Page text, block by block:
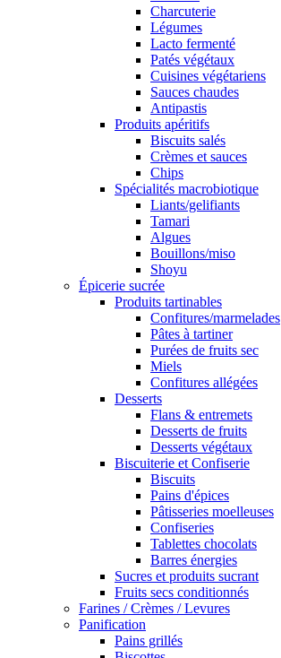
Charcuterie
Légumes
Lacto fermenté
Patés végétaux
Cuisines végétariens
Sauces chaudes
Antipastis
Produits apéritifs
Biscuits salés
Crèmes et sauces
Chips
Spécialités macrobiotique
Liants/gelifiants
Tamari
Algues
Bouillons/miso
Shoyu
Épicerie sucrée
Produits tartinables
Confitures/marmelades
Pâtes à tartiner
Purées de fruits sec
Miels
Confitures allégées
Desserts
Flans & entremets
Desserts de fruits
Desserts végétaux
Biscuiterie et Confiserie
Biscuits
Pains d'épices
Pâtisseries moelleuses
Confiseries
Tablettes chocolats
Barres énergies
Sucres et produits sucrant
Fruits secs conditionnés
Farines / Crèmes / Levures
Panification
Pains grillés